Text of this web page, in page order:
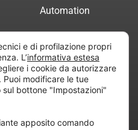
Automation
Servizi di
Consulenza
Certificata
di “Project
e di profilazione propri
L’informativa estesa
i cookie da autorizzare
Puoi modificare le tue
sul bottone "Impostazioni"
apposito comando